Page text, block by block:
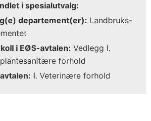
i spesialutvalg:
departement(er): Landbruks-
i EØS-avtalen: Vedlegg I.
forhold
I. Veterinære forhold